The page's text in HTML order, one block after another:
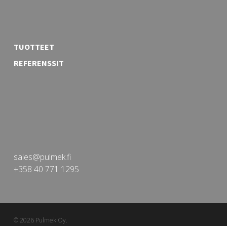
TUOTTEET
REFERENSSIT
sales@pulmek.fi
+358 40 771 1295
© 2026 Pulmek Oy.